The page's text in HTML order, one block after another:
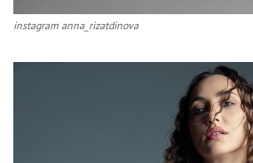
instagram anna_rizatdinova